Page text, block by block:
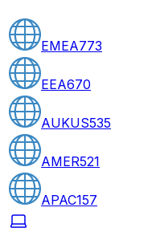
EMEA773
EEA670
AUKUS535
AMER521
APAC157